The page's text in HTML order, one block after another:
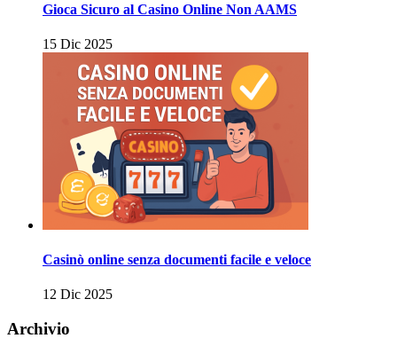
Gioca Sicuro al Casino Online Non AAMS
15 Dic 2025
Casinò online senza documenti facile e veloce
12 Dic 2025
Archivio